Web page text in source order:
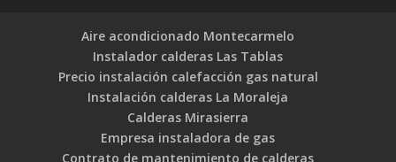
Aire acondicionado Montecarmelo
Instalador calderas Las Tablas
Precio instalación calefacción gas natural
Instalación calderas La Moraleja
Calderas Mirasierra
Empresa instaladora de gas
Contrato de mantenimiento de calderas